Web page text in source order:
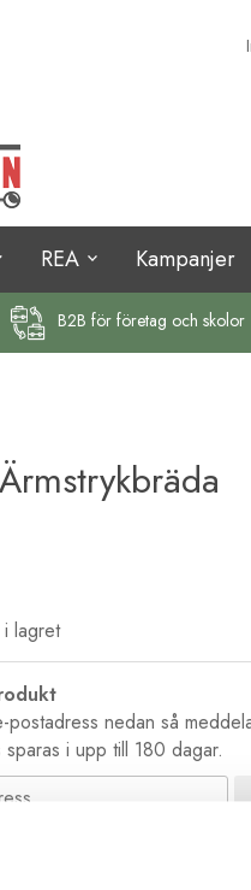
REA Kampanjer
B2B för företag och skolor
i lagret
postadress nedan så
sparas i upp till 180 dagar.